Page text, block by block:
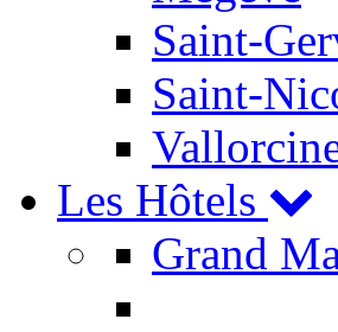
Saint-
Saint-
Les Hôtels
Grand